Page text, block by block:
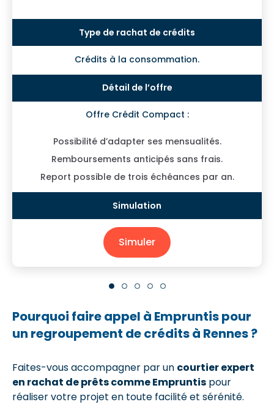
Crédits à la consommation.
Offre Crédit Compact :
Possibilité d’adapter ses mensualités.
Remboursements anticipés sans frais.
Report possible de trois échéances par an.
Simuler
Pourquoi faire appel à Empruntis pour
un regroupement de crédits à Rennes ?
Faites-vous accompagner par un courtier expert
en rachat de prêts comme Empruntis pour
réaliser votre projet en toute facilité et sérénité.